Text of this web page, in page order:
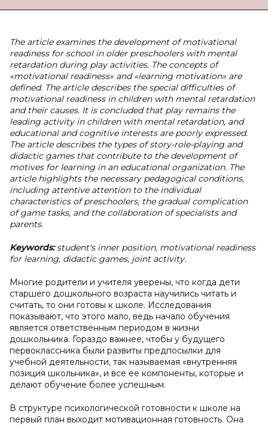
The article examines the development of motivational
readiness for school in older preschoolers with mental
retardation during play activities. The concepts of
«motivational readiness» and «learning motivation» are
defined. The article describes the special difficulties of
motivational readiness in children with mental retardation
and their causes. It is concluded that play remains the
leading activity in children with mental retardation, and
educational and cognitive interests are poorly expressed.
The article describes the types of story-role-playing and
didactic games that contribute to the development of
motives for learning in an educational organization. The
article highlights the necessary pedagogical conditions,
including attentive attention to the individual
characteristics of preschoolers, the gradual complication
of game tasks, and the collaboration of specialists and
parents.
Keywords:student's inner position, motivational readiness
for learning, didactic games, joint activity.
Многие родители и учителя уверены, что когда дети
старшего дошкольного возраста научились читать и
считать, то они готовы к школе. Исследования
показывают, что этого мало, ведь начало обучения
является ответственным периодом в жизни
дошкольника. Гораздо важнее, чтобы у будущего
первоклассника были развиты предпосылки для
учебной деятельности, так называемая «внутренняя
позиция школьника», и все ее компоненты, которые и
делают обучение более успешным.
В структуре психологической готовности к школе на
первый план выходит мотивационная готовность. Она